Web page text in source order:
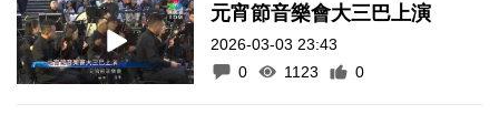
元宵節音樂會大三巴上演
2026-03-03 23:43
0
1123 0